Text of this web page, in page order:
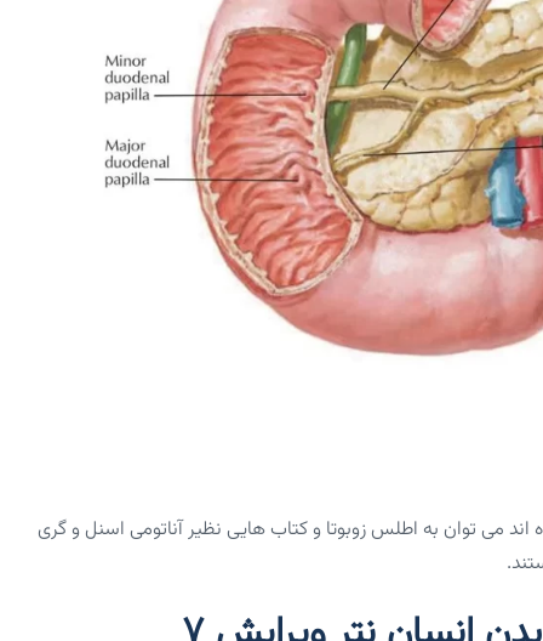
می توان به اطلس زوبوتا و کتاب هایی نظیر آناتومی اسنل و گری